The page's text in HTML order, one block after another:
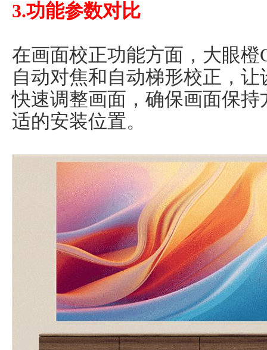
3.功能参数对比
在画面校正功能方面，大眼
自动对焦和自动梯形校正，
快速调整画面，确保画面保
适的安装位置。